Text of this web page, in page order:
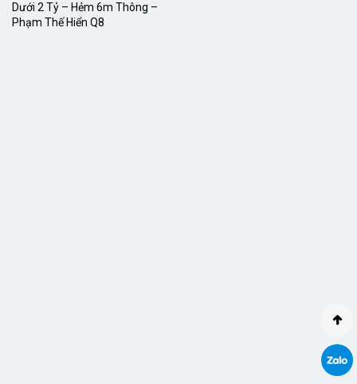
Dưới 2 Tỷ – Hẻm 6m Thông –
Phạm Thế Hiển Q8